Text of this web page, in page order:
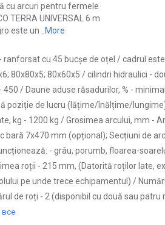
cu arcuri pentru fermele
TERRA UNIVERSAL 6 m
este un .. More
ranforsat cu 45 bucșe de oțel /cadrul
80х80х5; 80х60х5 /cilindri hidraulici -
450 /Daune aduse răsadurilor, % -
poziție de lucru (lățime/înălțime/
kg - 1200 kg /Grosimea arcului, mm -
bară 7x470 mm (opțional); Secțiuni de
- grâu, porumb, floarea-
roții - 215 mm, (Datorită roților late,
pe unde trece echipamentul) /
de roți - 2 (disponibil cu două sau patru
все